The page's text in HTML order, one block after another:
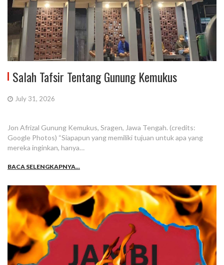
Salah Tafsir Tentang Gunung Kemukus
July 31, 2026
Jon Afrizal Gunung Kemukus, Sragen, Jawa Tengah. (credits:
Google Photos) “Siapapun yang memiliki tujuan untuk apa yang
mereka inginkan, hanya…
BACA SELENGKAPNYA...